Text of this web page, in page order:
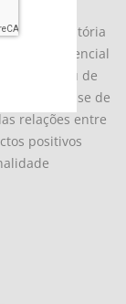
regulatória
têm o potencial
o grau de
Trata-se de
relações entre
positivos